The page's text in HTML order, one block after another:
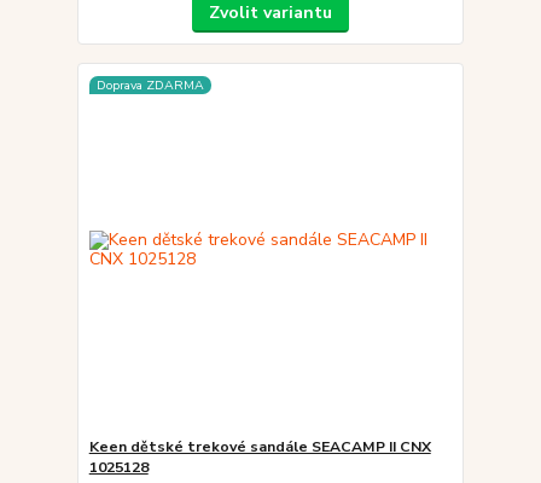
Zvolit variantu
Doprava ZDARMA
Keen dětské trekové sandále SEACAMP II CNX
1025128